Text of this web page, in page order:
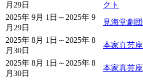
月29日
クト
2025年 9月 1日～2025年 9
月29日
見海堂劇団
2025年 8月 1日～2025年 8
月30日
本家真芸座
2025年 8月 1日～2025年 8
月30日
本家真芸座